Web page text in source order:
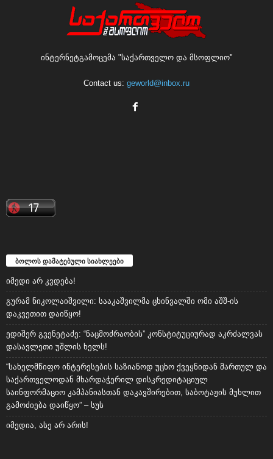
ინტერნეტგამოცემა "საქართველო და მსოფლიო"
Contact us: geworld@inbox.ru
ბოლოს დამატებული სიახლეები
იმედი არ კვდება!
გურამ ნიკოლაიშვილი: სააკაშვილმა ცხინვალში ომი აშშ-ის
დაკვეთით დაიწყო!
ედიშერ გვენეტაძე: “ნაცმოძრაობის” კონსტიტუციურად აკრძალვას
დასავლეთი უშლის ხელს!
“სახელმწიფო ინტერესების საზიანოდ უცხო ქვეყნიდან მართულ და
საქართველოდან მხარდაჭერილ დისკრედიტაციულ
საინფორმაციო კამპანიასთან დაკავშირებით, საბოტაჟის მუხლით
გამოძიება დაიწყო” – სუს
იმედია, ასე არ არის!